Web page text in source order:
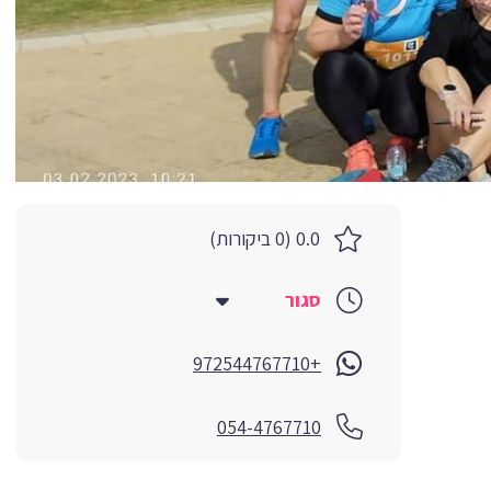
0.0 (0 ביקורות)
סגור
+972544767710
054-4767710